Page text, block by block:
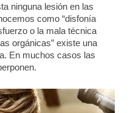
ninguna lesión en las
como “disfonía
o la mala técnica
orgánicas” existe una
En muchos casos las